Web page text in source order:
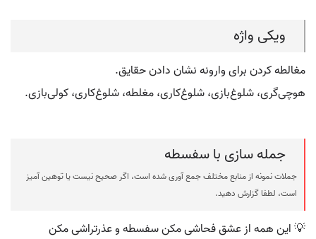
ویکی واژه
مغالطه کردن برای وارونه نشان دادن حقایق.
هوچی‌گری، شلوغ‌بازی، شلوغ‌کاری، مغلطه، شلوغ‌کاری، کولی‌بازی.
جمله سازی با سفسطه
جملات نمونه از منابع مختلف جمع آوری شده است، اگر صحیح نیست یا توهین آمیز
است، لطفا گزارش دهید.
💡 این همه از عشق فحاشی مکن سفسطه و عذرتراشی مکن